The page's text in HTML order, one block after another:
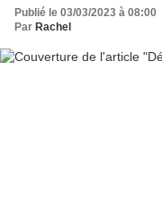
Publié le 03/03/2023 à 08:00
Par Rachel